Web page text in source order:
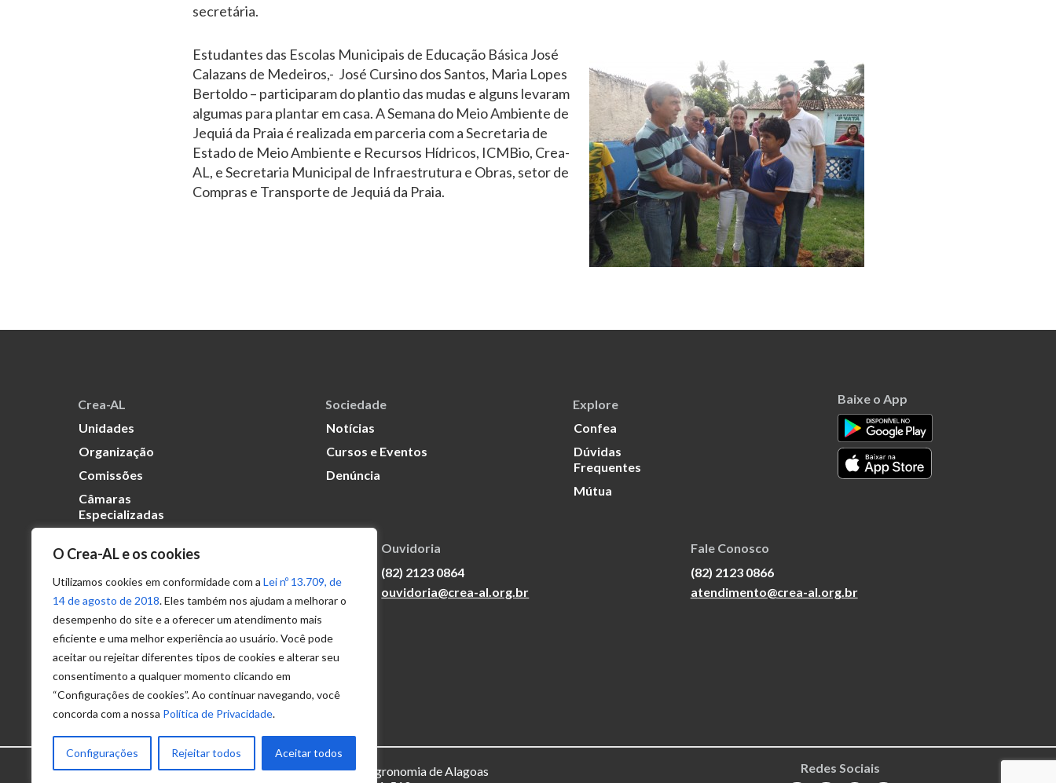
O Crea-AL e os cookies
Utilizamos cookies em conformidade com a Lei nº 13.709, de
14 de agosto de 2018. Eles também nos ajudam a melhorar o
desempenho do site e a oferecer um atendimento mais
eficiente e uma melhor experiência ao usuário. Você pode
aceitar ou rejeitar diferentes tipos de cookies e alterar seu
consentimento a qualquer momento clicando em
“Configurações de cookies”. Ao continuar navegando, você
concorda com a nossa Política de Privacidade.
Configurações Rejeitar todos Aceitar todos
secretária.
Estudantes das Escolas Municipais de Educação Básica José
Calazans de Medeiros,- José Cursino dos Santos, Maria Lopes
Bertoldo – participaram do plantio das mudas e alguns levaram
algumas para plantar em casa. A Semana do Meio Ambiente de
Jequiá da Praia é realizada em parceria com a Secretaria de
Estado de Meio Ambiente e Recursos Hídricos, ICMBio, Crea-
AL, e Secretaria Municipal de Infraestrutura e Obras, setor de
Compras e Transporte de Jequiá da Praia.
Crea-AL
Unidades
Organização
Comissões
Câmaras
Especializadas
Sociedade
Notícias
Cursos e Eventos
Denúncia
Explore
Confea
Dúvidas
Frequentes
Mútua
Baixe o App
Transparência
Portal
Acesso à
Informação
Política de
Privacidade de
Dados
Ouvidoria
(82) 2123 0864
ouvidoria@crea-al.org.br
Fale Conosco
(82) 2123 0866
atendimento@crea-al.org.br
© 2025 – Conselho Regional de Engenharia e Agronomia de Alagoas
Redes Sociais